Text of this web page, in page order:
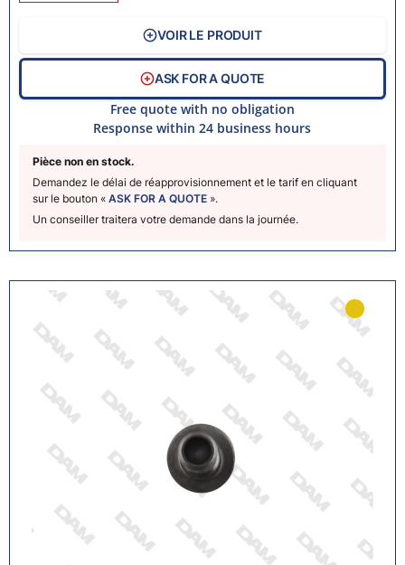
Pièce non en stock.
Demandez le délai de réapprovisionnement et le tarif en cliquant
sur le bouton « ASK FOR A QUOTE ».
Un conseiller traitera votre demande dans la journée.
VOIR LE PRODUIT
ASK FOR A QUOTE
Free quote with no obligation
Response within 24 business hours